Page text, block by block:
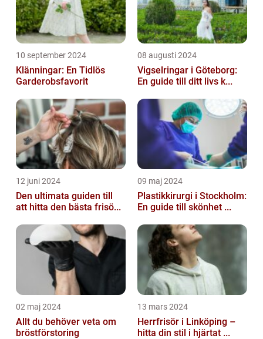
10 september 2024
Klänningar: En Tidlös
Garderobsfavorit
08 augusti 2024
Vigselringar i Göteborg:
En guide till ditt livs k...
12 juni 2024
Den ultimata guiden till
att hitta den bästa frisö...
09 maj 2024
Plastikkirurgi i Stockholm:
En guide till skönhet ...
02 maj 2024
Allt du behöver veta om
bröstförstoring
13 mars 2024
Herrfrisör i Linköping –
hitta din stil i hjärtat ...